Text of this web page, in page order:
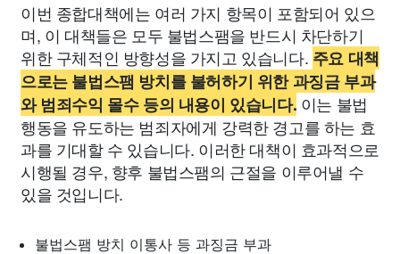
이번 종합대책에는 여러 가지 항목이 포함되어 있으
며, 이 대책들은 모두 불법스팸을 반드시 차단하기
위한 구체적인 방향성을 가지고 있습니다. 주요 대책
으로는 불법스팸 방치를 불허하기 위한 과징금 부과
와 범죄수익 몰수 등의 내용이 있습니다. 이는 불법
행동을 유도하는 범죄자에게 강력한 경고를 하는 효
과를 기대할 수 있습니다. 이러한 대책이 효과적으로
시행될 경우, 향후 불법스팸의 근절을 이루어낼 수
있을 것입니다.
불법스팸 방치 이통사 등 과징금 부과